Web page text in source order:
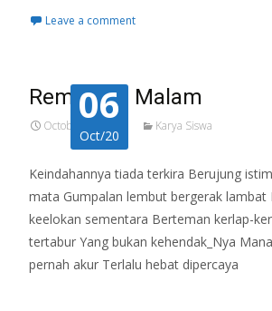
Leave a comment
06
Oct/20
Rembulan Malam
October 6, 2020 Karya Siswa
Keindahannya tiada terkira Berujung
mata Gumpalan lembut bergerak lambat
keelokan sementara Berteman kerlap-
tertabur Yang bukan kehendak_Nya
pernah akur Terlalu hebat dipercaya